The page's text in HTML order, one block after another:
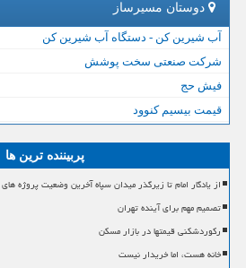
دوستان مسیرساز
آب شیرین کن - دستگاه آب شیرین کن
شرکت صنعتی سخت پوشش
فیش حج
قیمت بیسیم کنوود
پربیننده ترین ها
از یادگار امام تا زیرگذر میدان سپاه آخرین وضعیت پروژه
تصمیم مهم برای آینده تهران
رکوردشکنی قیمتها در بازار مسکن
خانه هست، اما خریدار نیست